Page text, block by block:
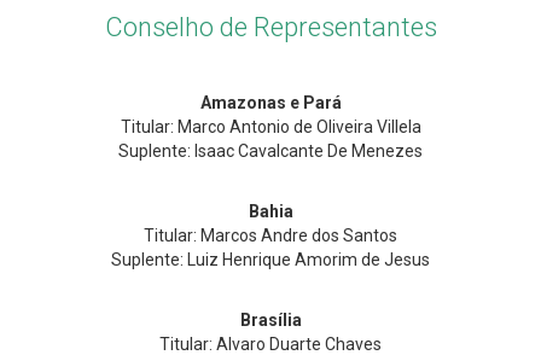
Conselho de Representantes
Amazonas e Pará
Titular: Marco Antonio de Oliveira Villela
Suplente: Isaac Cavalcante De Menezes
Bahia
Titular: Marcos Andre dos Santos
Suplente: Luiz Henrique Amorim de Jesus
Brasília
Titular: Alvaro Duarte Chaves